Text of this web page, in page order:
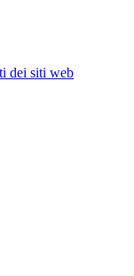
dei siti web